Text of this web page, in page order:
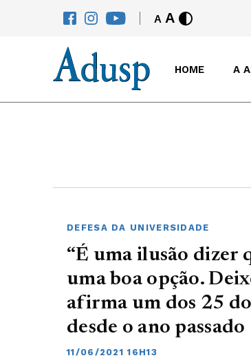
A A
HOME A
DEFESA DA UNIVERSIDADE
“É uma ilusão dizer
uma boa opção.
afirma um dos 25
desde o ano passado
11/06/2021 16H13